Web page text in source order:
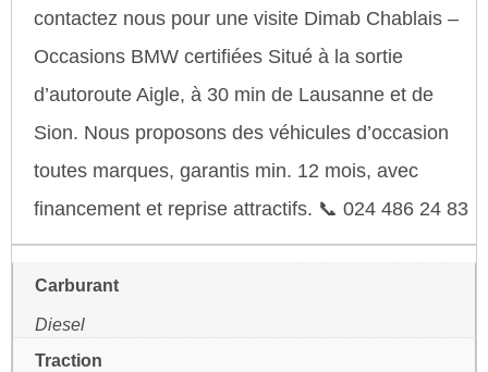
contactez nous pour une visite Dimab Chablais –
Occasions BMW certifiées Situé à la sortie
d’autoroute Aigle, à 30 min de Lausanne et de
Sion. Nous proposons des véhicules d’occasion
toutes marques, garantis min. 12 mois, avec
financement et reprise attractifs. 📞 024 486 24 83
Carburant
Diesel
Traction